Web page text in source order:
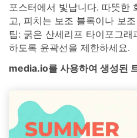
포스터에서 빛납니다. 따뜻한
고, 피치는 보조 블록이나 보
팁: 굵은 산세리프 타이포그
하도록 윤곽선을 제한하세요.
media.io를 사용하여 생성된